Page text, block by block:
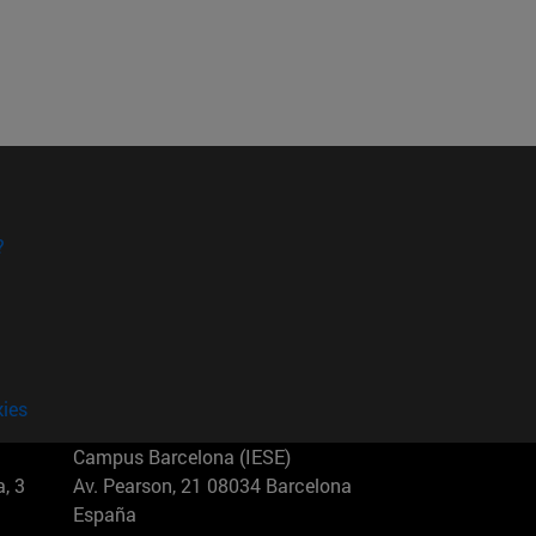
3
Campus Barcelona (IESE)
Av. Pearson, 21 08034 Barcelona
España